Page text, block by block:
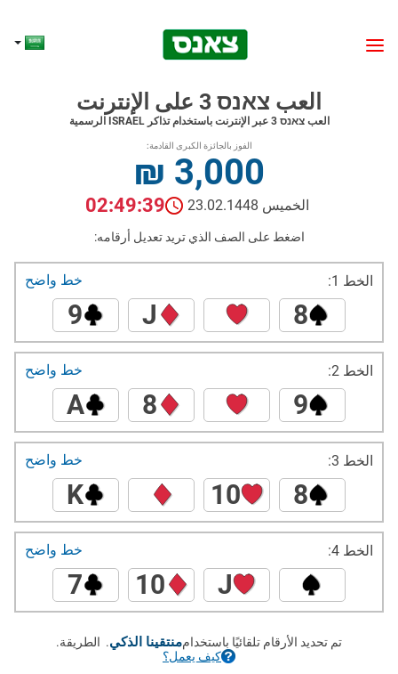
العب צאנס 3 على الإنترنت
العب צאנס 3 عبر الإنترنت باستخدام تذاكر ISRAEL الرسمية
الفوز بالجائزة الكبرى القادمة:
₪ 3,000
الخميس 23.02.1448 02:49:39
اضغط على الصف الذي تريد تعديل أرقامه:
الخط 1:
8
J
9
خط واضح
الخط 2:
9
8
A
خط واضح
الخط 3:
8
10
K
خط واضح
الخط 4:
J
10
7
خط واضح
تم تحديد الأرقام تلقائيًا باستخداممنتقينا الذكي. الطريقة.
كيف يعمل؟